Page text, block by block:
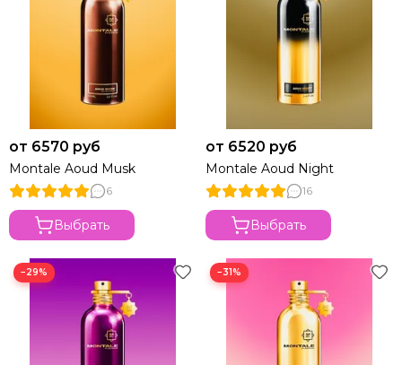
от 6570 руб
Montale Aoud Musk
6
Выбрать
от 6520 руб
Montale Aoud Night
16
Выбрать
−29% −31%